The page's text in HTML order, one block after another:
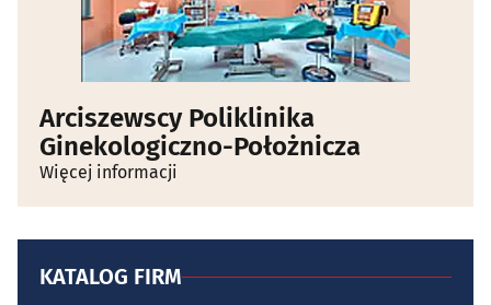
Arciszewscy Poliklinika
Ginekologiczno-Położnicza
Więcej informacji
KATALOG FIRM